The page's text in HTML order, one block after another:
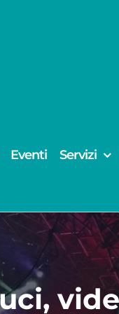
Eventi Servizi